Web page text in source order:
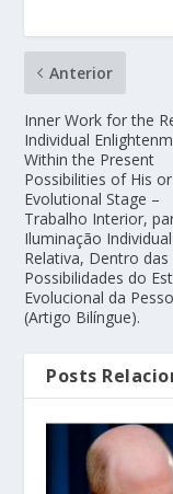
Anterior
Inner Work for the
Individual
Within the Present
Possibilities of His
Evolutional Stage –
Trabalho Interior,
Iluminação Individual
Relativa, Dentro das
Possibilidades do
Evolucional da
(Artigo Bilíngue).
Posts